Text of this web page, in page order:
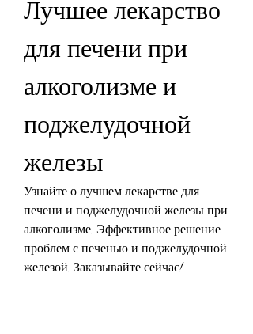
Лучшее лекарство
для печени при
алкоголизме и
поджелудочной
железы
Узнайте о лучшем лекарстве для
печени и поджелудочной железы при
алкоголизме. Эффективное решение
проблем с печенью и поджелудочной
железой. Заказывайте сейчас!